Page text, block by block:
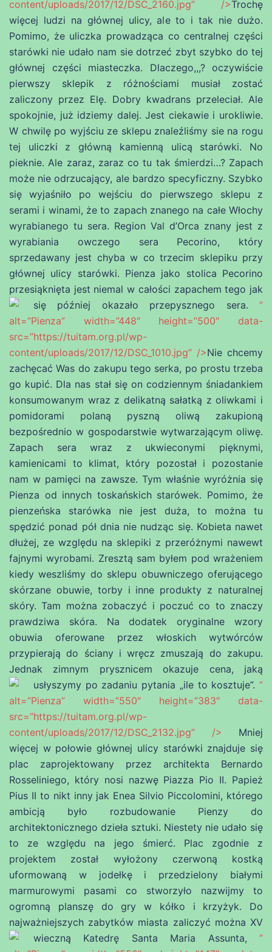
content/uploads/2017/12/DSC_2160.jpg” />Trochę
więcej ludzi na głównej ulicy, ale to i tak nie dużo.
Pomimo, że uliczka prowadząca co centralnej części
starówki nie udało nam sie dotrzeć zbyt szybko do tej
głównej części miasteczka. Dlaczego,,,? oczywiście
pierwszy sklepik z różnościami musiał zostać
zaliczony przez Elę. Dobry kwadrans przeleciał. Ale
spokojnie, już idziemy dalej. Jest ciekawie i urokliwie.
W chwilę po wyjściu ze sklepu znaleźliśmy sie na rogu
tej uliczki z główną kamienną ulicą starówki. No
pieknie. Ale zaraz, zaraz co tu tak śmierdzi…? Zapach
może nie odrzucający, ale bardzo specyficzny. Szybko
się wyjaśniło po wejściu do pierwszego sklepu z
serami i winami, że to zapach znanego na całe Włochy
wyrabianego tu sera. Region Val d’Orca znany jest z
wyrabiania owczego sera Pecorino, który
sprzedawany jest chyba w co trzecim sklepiku przy
głównej ulicy starówki. Pienza jako stolica Pecorino
przesiąknięta jest niemal w całości zapachem tego jak
się później okazało przepysznego sera. ”
alt=”Pienza” width=”448″ height=”500″ data-
src=”https://tuitam.org.pl/wp-
content/uploads/2017/12/DSC_1010.jpg” />Nie chcemy
zachęcać Was do zakupu tego serka, po prostu trzeba
go kupić. Dla nas stał się on codziennym śniadankiem
konsumowanym wraz z delikatną sałatką z oliwkami i
pomidorami polaną pyszną oliwą zakupioną
bezpośrednio w gospodarstwie wytwarzającym oliwę.
Zapach sera wraz z ukwieconymi pięknymi,
kamienicami to klimat, który pozostał i pozostanie
nam w pamięci na zawsze. Tym właśnie wyróżnia się
Pienza od innych toskańskich starówek. Pomimo, że
pienzeńska starówka nie jest duża, to można tu
spędzić ponad pół dnia nie nudząc się. Kobieta nawet
dłużej, ze względu na sklepiki z przeróżnymi nawewt
fajnymi wyrobami. Zresztą sam byłem pod wrażeniem
kiedy weszliśmy do sklepu obuwniczego oferującego
skórzane obuwie, torby i inne produkty z naturalnej
skóry. Tam można zobaczyć i poczuć co to znaczy
prawdziwa skóra. Na dodatek oryginalne wzory
obuwia oferowane przez włoskich wytwórców
przypierają do ściany i wręcz zmuszają do zakupu.
Jednak zimnym prysznicem okazuje cena, jaką
usłyszymy po zadaniu pytania „ile to kosztuje”. ”
alt=”Pienza” width=”550″ height=”383″ data-
src=”https://tuitam.org.pl/wp-
content/uploads/2017/12/DSC_2132.jpg” /> Mniej
więcej w połowie głównej ulicy starówki znajduje się
plac zaprojektowany przez architekta Bernardo
Rosseliniego, który nosi nazwę Piazza Pio II. Papież
Pius II to nikt inny jak Enea Silvio Piccolomini, którego
ambicją było rozbudowanie Pienzy do
architektonicznego dzieła sztuki. Niestety nie udało się
to ze względu na jego śmierć. Plac zgodnie z
projektem został wyłożony czerwoną kostką
uformowaną w jodełkę i przedzielony białymi
marmurowymi pasami co stworzyło nazwijmy to
ogromną planszę do gry w kółko i krzyżyk. Do
najważniejszych zabytków miasta zaliczyć można XV
wieczną Katedrę Santa Maria Assunta, ”